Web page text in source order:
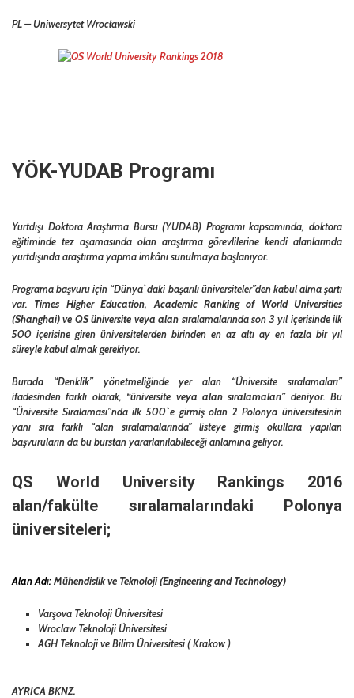
PL –Uniwersytet Wrocławski
YÖK-YUDAB Programı
Yurtdışı Doktora Araştırma Bursu (YUDAB) Programı kapsamında, doktora
eğitiminde tez aşamasında olan araştırma görevlilerine kendi alanlarında
yurtdışında araştırma yapma imkânı sunulmaya başlanıyor.
Programa başvuru için “Dünya`daki başarılı üniversiteler”den kabul alma şartı
var. Times Higher Education, Academic Ranking of World Universities
(Shanghai) ve QS üniversite veya alan sıralamalarında son 3 yıl içerisinde ilk
500 içerisine giren üniversitelerden birinden en az altı ay en fazla bir yıl
süreyle kabul almak gerekiyor.
Burada “Denklik” yönetmeliğinde yer alan “Üniversite sıralamaları”
ifadesinden farklı olarak, “üniversite veya alan sıralamaları”deniyor. Bu
“Üniversite Sıralaması”nda ilk 500`e girmiş olan 2 Polonya üniversitesinin
yanı sıra farklı “alan sıralamalarında” listeye girmiş okullara yapılan
başvuruların da bu burstan yararlanılabileceği anlamına geliyor.
QS World University Rankings 2016
alan/fakülte sıralamalarındaki Polonya
üniversiteleri;
Alan Adı:Mühendislik ve Teknoloji (Engineering and Technology)
Varşova Teknoloji Üniversitesi
Wroclaw Teknoloji Üniversitesi
AGH Teknoloji ve Bilim Üniversitesi ( Krakow )
AYRICA BKNZ.